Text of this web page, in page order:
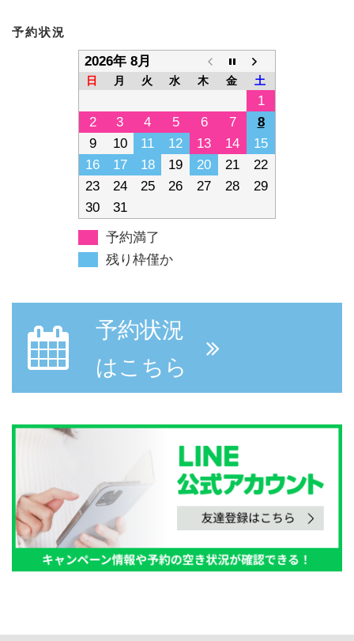
予約状況
2026年 8月
日 月 火 水 木 金 土
1
2
3 4 5 6 7
8
9
10 11 12 13 14
15
16
17 18 19 20 21
22
23
24 25 26 27 28
29
30
31
予約満了
残り枠僅か
予約状況
はこちら